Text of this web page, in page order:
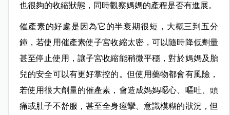
也很夠的收縮狀態，同時觀察媽媽的產程是否有進展。
催產素的好處是因為它的半衰期很短，大概三到五分
鐘，若使用催產素使子宮收縮太密，可以隨時降低劑量
甚至停止使用，讓子宮收縮能稍微平穩，對於媽媽及胎
兒的安全可以有更好掌控的。但使用藥物都會有風險，
若使用很大劑量的催產素，會造成媽媽噁心、嘔吐、頭
痛或肚子不舒服，甚至全身痙攣、意識模糊的狀況，但